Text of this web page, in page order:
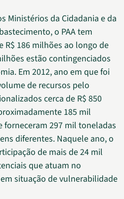
Ministérios da Cidadania e da
o PAA tem
R$ 186 milhões ao longo de
estão contingenciados
Em 2012, ano em que foi
de recursos pelo
cerca de R$ 850
185 mil
297 mil toneladas
diferentes. Naquele ano, o
de mais de 24 mil
que atuam no
situação de vulnerabilidade